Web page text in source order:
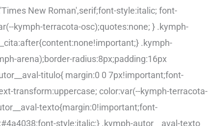
New Roman',serif;font-style:italic; font-
kymph-terracota-osc);quotes:none; } .kymph-
.kymph-
arena);border-radius:8px;padding:16px
titulo{ margin:0 0 7px!important;font-
transform:uppercase; color:var(--kymph-terracota-
texto{margin:0!important;font-
style:italic;} .kymph-autor__aval-texto